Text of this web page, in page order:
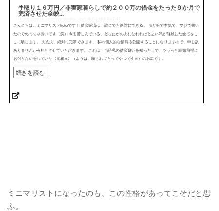
手取り１６万円／非実家暮らしで約２００万の借金をたった９か月で
完済させた全貌...
こんにちは。ミニマリストkokoです！ 借金完済は、誰にでも絶対にできる。 ※ガチで本気で、マジで書い
たのでめっちゃ長いです（笑） 今も苦しんでいる、どなたかの力になれればと思い私が経験した全てをこ
こに晒します。 大丈夫、絶対に完済できます。 私の個人的な情報も公開することになりますので、申し訳
ありませんが有料とさせていただきます。 これは、当時私の借金嫌いを知った上で、ツラっと結婚前提に
お付き合いをしていた【元相方】（ようは、騙されてたってやつですｗ）のお話です。
続きを読む
ミニマリストになったのも、この性格があってこそだと思
ふ。